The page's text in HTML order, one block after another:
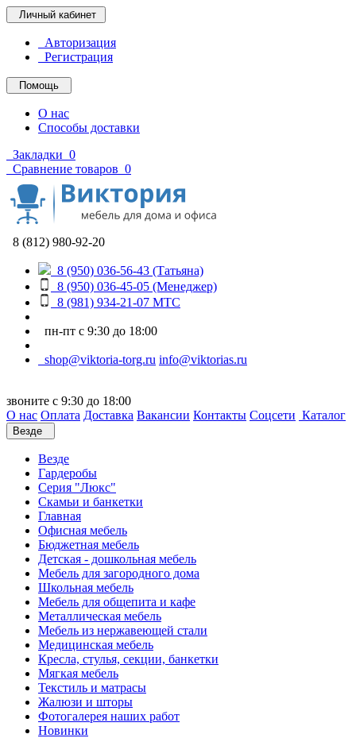
Личный кабинет
Авторизация
Регистрация
Помощь
О нас
Способы доставки
Закладки 0
Сравнение товаров 0
8 (812) 980-92-20
8 (950) 036-56-43 (Татьяна)
8 (950) 036-45-05 (Менеджер)
8 (981) 934-21-07 МТС
пн-пт с 9:30 до 18:00
shop@viktoria-torg.ru info@viktorias.ru
звоните с 9:30 до 18:00
О нас Оплата Доставка Вакансии Контакты Соцсети Каталог
Везде
Везде
Гардеробы
Серия "Люкс"
Скамьи и банкетки
Главная
Офисная мебель
Бюджетная мебель
Детская - дошкольная мебель
Мебель для загородного дома
Школьная мебель
Мебель для общепита и кафе
Металлическая мебель
Мебель из нержавеющей стали
Медицинская мебель
Кресла, стулья, секции, банкетки
Мягкая мебель
Текстиль и матрасы
Жалюзи и шторы
Фотогалерея наших работ
Новинки